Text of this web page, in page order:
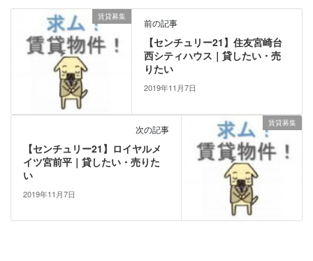
賃貸募集
前の記事
【センチュリー21】住友宮崎台
西シティハウス｜貸したい・売
りたい
2019年11月7日
賃貸募集
次の記事
【センチュリー21】ロイヤルメ
イツ宮前平｜貸したい・売りた
い
2019年11月7日